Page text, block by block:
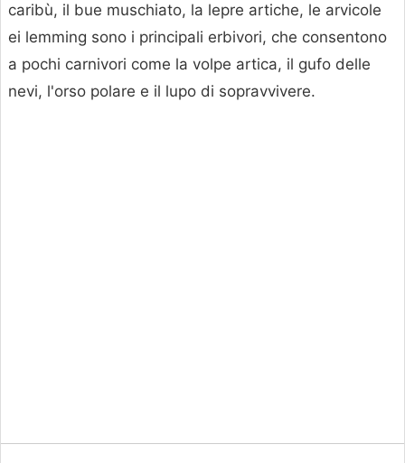
caribù, il bue muschiato, la lepre artiche, le arvicole
ei lemming sono i principali erbivori, che consentono
a pochi carnivori come la volpe artica, il gufo delle
nevi, l'orso polare e il lupo di sopravvivere.